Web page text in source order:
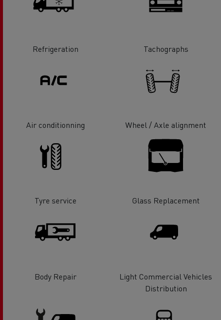
Refrigeration Tachographs
Air conditionning Wheel / Axle alignment
Tyre service Glass Replacement
Body Repair
Light Commercial Vehicles
Distribution